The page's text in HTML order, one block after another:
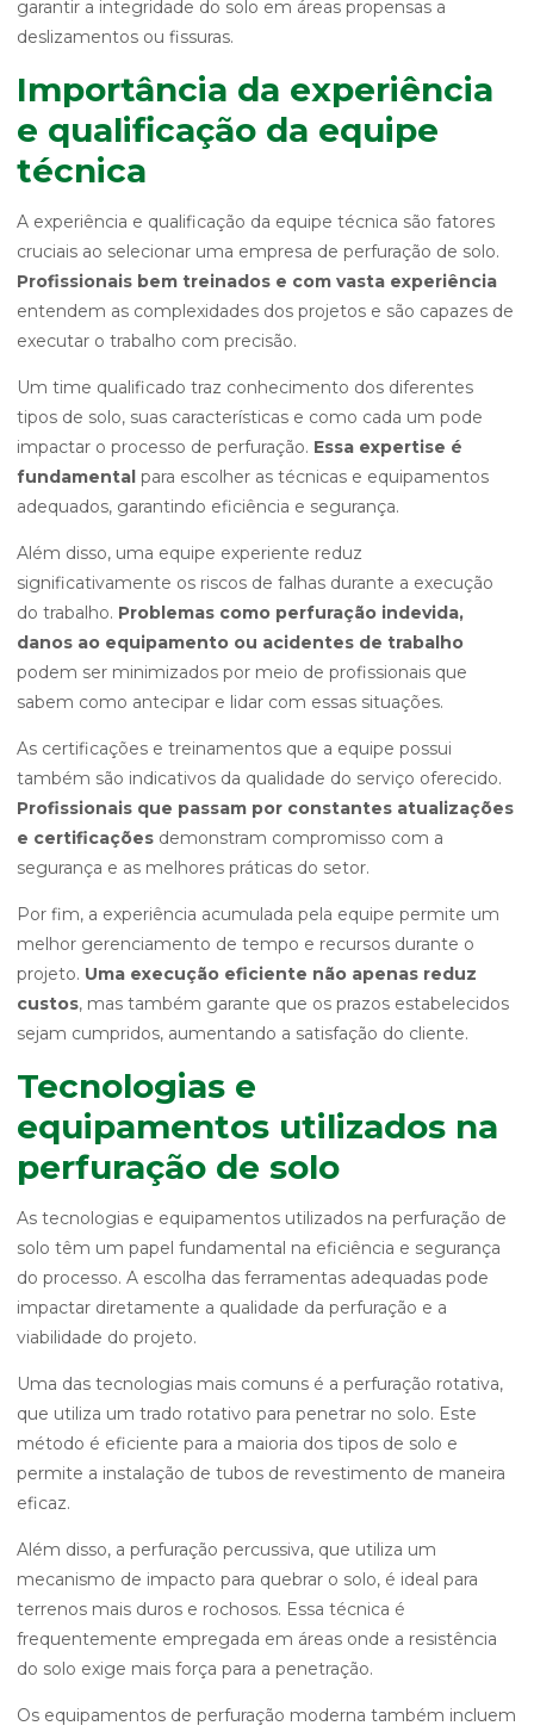
garantir a integridade do solo em áreas propensas a
deslizamentos ou fissuras.
Importância da experiência
e qualificação da equipe
técnica
A experiência e qualificação da equipe técnica são fatores
cruciais ao selecionar uma empresa de perfuração de solo.
Profissionais bem treinados e com vasta experiência
entendem as complexidades dos projetos e são capazes de
executar o trabalho com precisão.
Um time qualificado traz conhecimento dos diferentes
tipos de solo, suas características e como cada um pode
impactar o processo de perfuração. Essa expertise é
fundamental para escolher as técnicas e equipamentos
adequados, garantindo eficiência e segurança.
Além disso, uma equipe experiente reduz
significativamente os riscos de falhas durante a execução
do trabalho. Problemas como perfuração indevida,
danos ao equipamento ou acidentes de trabalho
podem ser minimizados por meio de profissionais que
sabem como antecipar e lidar com essas situações.
As certificações e treinamentos que a equipe possui
também são indicativos da qualidade do serviço oferecido.
Profissionais que passam por constantes atualizações
e certificações demonstram compromisso com a
segurança e as melhores práticas do setor.
Por fim, a experiência acumulada pela equipe permite um
melhor gerenciamento de tempo e recursos durante o
projeto. Uma execução eficiente não apenas reduz
custos, mas também garante que os prazos estabelecidos
sejam cumpridos, aumentando a satisfação do cliente.
Tecnologias e
equipamentos utilizados na
perfuração de solo
As tecnologias e equipamentos utilizados na perfuração de
solo têm um papel fundamental na eficiência e segurança
do processo. A escolha das ferramentas adequadas pode
impactar diretamente a qualidade da perfuração e a
viabilidade do projeto.
Uma das tecnologias mais comuns é a perfuração rotativa,
que utiliza um trado rotativo para penetrar no solo. Este
método é eficiente para a maioria dos tipos de solo e
permite a instalação de tubos de revestimento de maneira
eficaz.
Além disso, a perfuração percussiva, que utiliza um
mecanismo de impacto para quebrar o solo, é ideal para
terrenos mais duros e rochosos. Essa técnica é
frequentemente empregada em áreas onde a resistência
do solo exige mais força para a penetração.
Os equipamentos de perfuração moderna também incluem